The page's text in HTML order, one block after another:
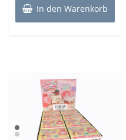
In den Warenkorb